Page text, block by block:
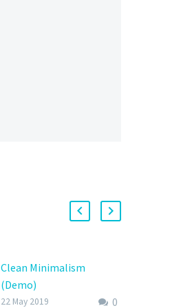
Clean Minimalism
(Demo)
Lorem ipsum dolor sit 0
22 May 2019